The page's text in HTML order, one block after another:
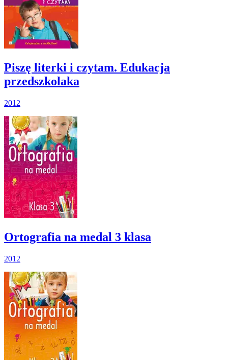
Piszę literki i czytam. Edukacja
przedszkolaka
2012
Ortografia na medal 3 klasa
2012